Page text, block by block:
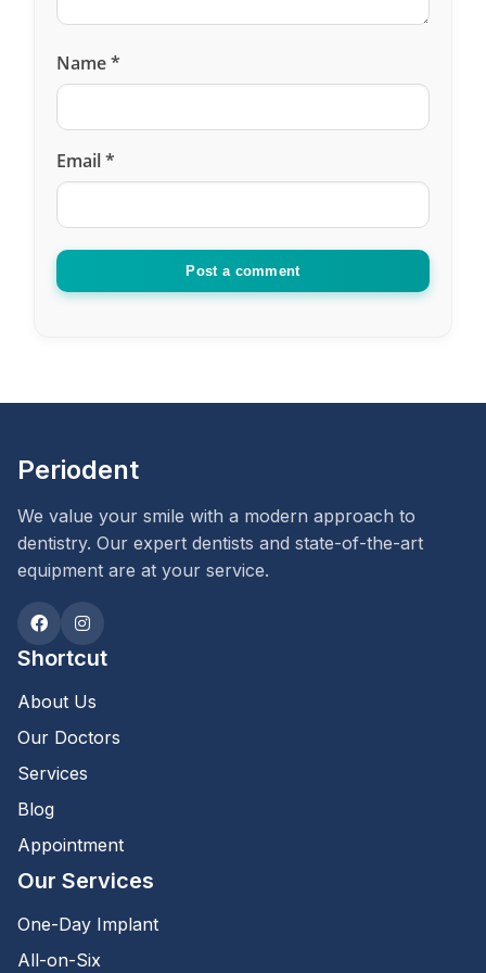
Emre kara he (she) said :
Tedavi olmayı istiyordum gerçekten çok yararlı
bir yazıydı.korkum vardı fakat şuan o kadar
Çiğdem
26 March 2021, 02:49
Üst damakta diş eksikliğim var, yaşım 25 olduğu
diş teli vb uğraşmak için. Fakat sayfada yazılanlar
çok açık ve net, her şey açıklanmış en ince
sonunda..
Cevapla
takmak istiyorum ama bir
Name*
Email*
Post a comment
Periodent
We value your smile with a modern approach to
dentistry. Our expert dentists and state-of-the-art
equipment are at your service.
Shortcut
About Us
Our Doctors
Services
Blog
Appointment
Our Services
One-Day Implant
All-on-Six